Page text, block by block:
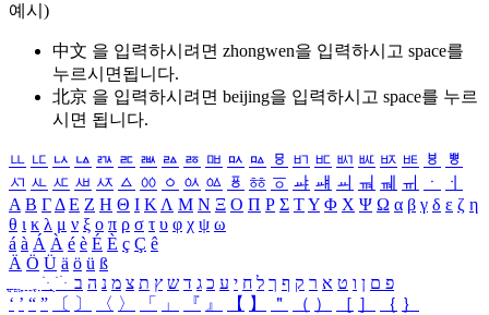
예시)
中文 을 입력하시려면 zhongwen을 입력하시고 space를
누르시면됩니다.
北京 을 입력하시려면 beijing을 입력하시고 space를 누르
시면 됩니다.
ㅥ ㅦ ㅧ ㅨ ㅩ ㅪ ㅫ ㅬ ㅭ ㅮ ㅯ ㅰ ㅱ ㅲ ㅳ ㅴ ㅵ ㅶ ㅷ ㅸ
ㅹ
ㅺ ㅻ ㅼ ㅽ ㅾ ㅿ ㆀ ㆁ ㆂ ㆃ ㆄ ㆅ ㆆ ㆇ ㆈ ㆉ ㆊ ㆋ ㆌ ㆍ
ㆎ
Α Β ΓΔ Ε Ζ Η Θ Ι ΚΛ Μ Ν Ξ Ο Π Ρ Σ ΤΥ Φ Χ Ψ Ω α β γ δ ε ζ η
θ ι κ λ μ ν ξ ο π ρ σ τ υ φ χ ψ ω
á à Á À é è É È ç Ç ê
Ä Ö Ü ä ö ü ß
ִֶֹ ֻּ ׁׂ פ ם ן ו ט א ר ק ף ך ל ח י ע כ ג ד ש ץ ת צ מ נ ה ב
‘ ’ “ ” 〔 〕 〈 〉 「 」 『 』 【 】 ＂ （ ） ［ ］ ｛ ｝